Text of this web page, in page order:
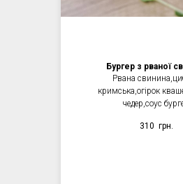
Бургер з рваної
Рвана
кримська,огірок
чедер,соус
310 грн.